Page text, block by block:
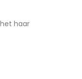
haar